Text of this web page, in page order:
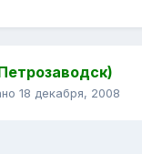
18 декабря, 2008